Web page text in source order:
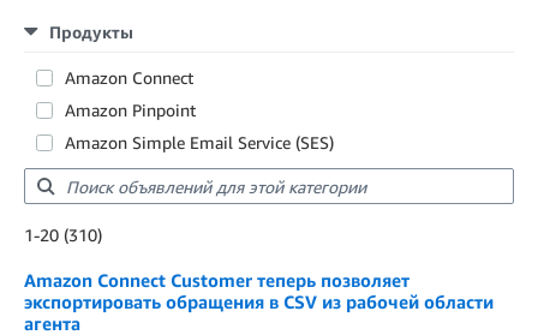
Продукты
Amazon Connect
Amazon Pinpoint
Amazon Simple Email Service (SES)
1-20 (310)
Showing results: 1-20
Amazon Connect Customer теперь позволяет
экспортировать обращения в CSV из рабочей области
агента